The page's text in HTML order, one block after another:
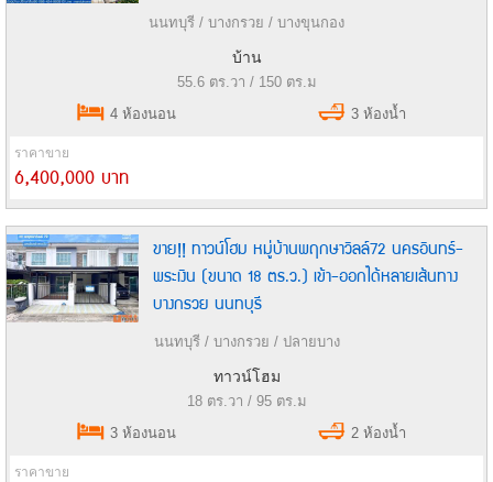
นนทบุรี / บางกรวย / บางขุนกอง
บ้าน
55.6 ตร.วา / 150 ตร.ม
4 ห้องนอน
3 ห้องน้ำ
ราคาขาย
6,400,000 บาท
ขาย!! ทาวน์โฮม หมู่บ้านพฤกษาวิลล์72 นครอินทร์-
พระเงิน (ขนาด 18 ตร.ว.) เข้า-ออกได้หลายเส้นทาง
บางกรวย นนทบุรี
นนทบุรี / บางกรวย / ปลายบาง
ทาวน์โฮม
18 ตร.วา / 95 ตร.ม
3 ห้องนอน
2 ห้องน้ำ
ราคาขาย